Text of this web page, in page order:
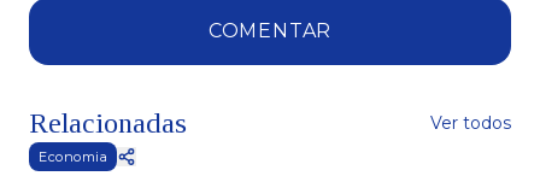
COMENTAR
Relacionadas Ver todos
Economia